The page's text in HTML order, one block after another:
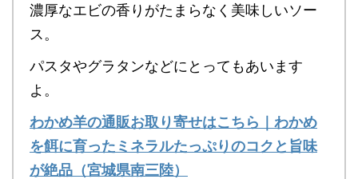
濃厚なエビの香りがたまらなく美味しいソー
ス。
パスタやグラタンなどにとってもあいます
よ。
わかめ羊の通販お取り寄せはこちら｜わかめ
を餌に育ったミネラルたっぷりのコクと旨味
が絶品（宮城県南三陸）